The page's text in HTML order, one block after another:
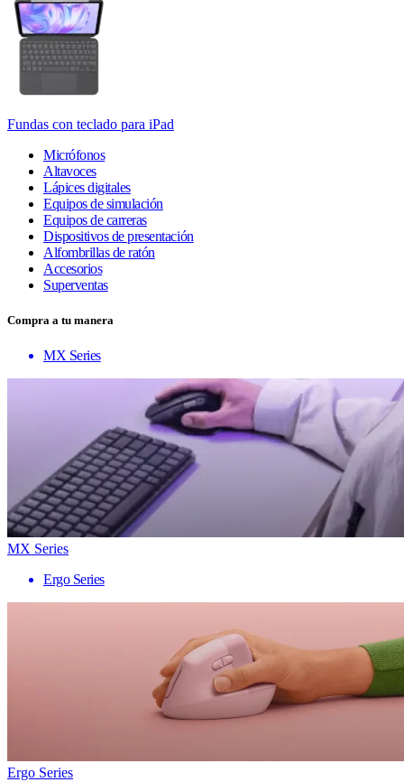
Fundas con teclado para iPad
Micrófonos
Altavoces
Lápices digitales
Equipos de simulación
Equipos de carreras
Dispositivos de presentación
Alfombrillas de ratón
Accesorios
Superventas
Compra a tu manera
MX Series
MX Series
Ergo Series
Ergo Series